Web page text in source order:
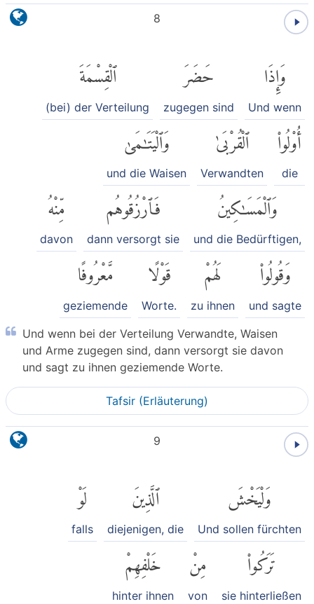
8
وَإِذَا
Und wenn
حَضَرَ
zugegen sind
ٱلْقِسْمَةَ
(bei) der Verteilung
أُو۟لُوا۟
die
ٱلْقُرْبَىٰ
Verwandten
وَٱلْيَتَٰمَىٰ
und die Waisen
وَٱلْمَسَٰكِينُ
und die Bedürftigen,
فَٱرْزُقُوهُم
dann versorgt sie
مِّنْهُ
davon
وَقُولُوا۟
und sagte
لَهُمْ
zu ihnen
قَوْلًا
Worte.
مَّعْرُوفًا
geziemende
Und wenn bei der Verteilung Verwandte, Waisen
und Arme zugegen sind, dann versorgt sie davon
und sagt zu ihnen geziemende Worte.
Tafsir (Erläuterung)
9
وَلْيَخْشَ
Und sollen fürchten
ٱلَّذِينَ
diejenigen, die
لَوْ
falls
تَرَكُوا۟
sie hinterließen
مِنْ
von
خَلْفِهِمْ
hinter ihnen